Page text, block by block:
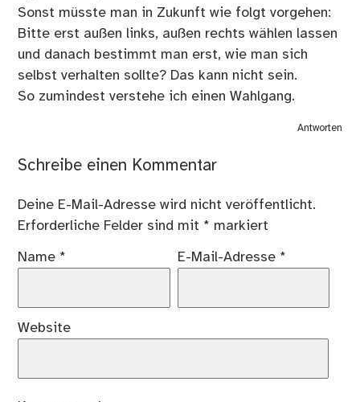
Sonst müsste man in Zukunft wie folgt vorgehen:
Bitte erst außen links, außen rechts wählen lassen
und danach bestimmt man erst, wie man sich
selbst verhalten sollte? Das kann nicht sein.
So zumindest verstehe ich einen Wahlgang.
Antworten
Schreibe einen Kommentar
Deine E-Mail-Adresse wird nicht veröffentlicht.
Erforderliche Felder sind mit * markiert
Name * E-Mail-Adresse *
Website